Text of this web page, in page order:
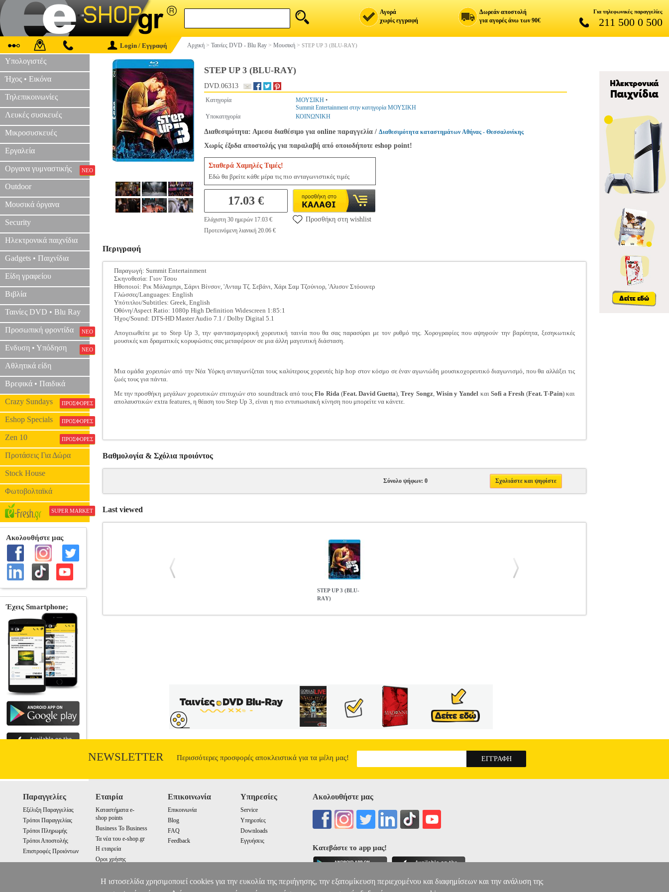
Αγορά
χωρίς εγγραφή
Δωρεάν αποστολή
για αγορές άνω των 90€
Για τηλεφωνικές παραγγελίες
211 500 0 500
Login / Εγγραφή Αρχική > Ταινίες DVD - Blu Ray > Μουσική > STEP UP 3 (BLU-RAΥ)
Υπολογιστές
Ήχος • Εικόνα
Τηλεπικοινωνίες
Λευκές συσκευές
Μικροσυσκευές
Εργαλεία
Οργανα γυμναστικής ΝΕΟ
Outdoor
Μουσικά όργανα
Security
Ηλεκτρονικά παιχνίδια
Gadgets • Παιχνίδια
Είδη γραφείου
Βιβλία
Ταινίες DVD • Blu Ray
Προσωπική φροντίδα ΝΕΟ
Ενδυση • Υπόδηση ΝΕΟ
Αθλητικά είδη
Βρεφικά • Παιδικά
Crazy Sundays ΠΡΟΣΦΟΡΕΣ
Eshop Specials ΠΡΟΣΦΟΡΕΣ
Zen 10 ΠΡΟΣΦΟΡΕΣ
Προτάσεις Για Δώρα
Stock House
Φωτοβολταϊκά
SUPER MARKET
STEP UP 3 (BLU-RAΥ)
DVD.06313
Κατηγορία ΜΟΥΣΙΚΗ •
Summit Entertainment στην κατηγορία ΜΟΥΣΙΚΗ
Υποκατηγορία
ΚΟΙΝΩΝΙΚΗ
Διαθεσιμότητα: Αμεσα διαθέσιμο για online παραγγελία / Διαθεσιμότητα καταστημάτων Αθήνας - Θεσσαλονίκης
Χωρίς έξοδα αποστολής για παραλαβή από οποιοδήποτε eshop point!
Σταθερά Χαμηλές Τιμές!
Εδώ θα βρείτε κάθε μέρα τις πιο ανταγωνιστικές τιμές
17.03 €
Ελάχιστη 30 ημερών 17.03 €
Προτεινόμενη λιανική 20.06 €
Προσθήκη στη wishlist
Περιγραφή
Παραγωγή: Summit Entertainment
Σκηνοθεσία: Γιον Τσου
Ηθοποιοί: Ρικ Μάλαμπρι, Σάρνι Βίνσον, 'Aνταμ Τζ. Σεβάνι, Χάρι Σαμ Τζούνιορ, 'Aλισον Στόουνερ
Γλώσσες/Languages: English
Υπότιτλοι/Subtitles: Greek, English
Οθόνη/Aspect Ratio: 1080p High Definition Widescreen 1:85:1
Ήχος/Sound: DTS-HD Master Audio 7.1 / Dolby Digital 5.1
Απογειωθείτε με το Step Up 3, την φαντασμαγορική χορευτική ταινία που θα σας παρασύρει με τον ρυθμό της. Χορογραφίες που αψηφούν την βαρύτητα, ξεσηκωτικές
μουσικές και δραματικές κορυφώσεις σας μεταφέρουν σε μια άλλη μαγευτική διάσταση.
Μια ομάδα χορευτών από την Νέα Υόρκη ανταγωνίζεται τους καλύτερους χορευτές hip hop στον κόσμο σε έναν αγωνιώδη μουσικοχορευτικό διαγωνισμό, που θα αλλάξει τις
ζωές τους για πάντα.
Με την προσθήκη μεγάλων χορευτικών επιτυχιών στο soundtrack από τουςFlo Rida(Feat. David Guetta),Trey Songz, Wisin y Yandel και Sofi a Fresh (Feat. T-Pain) και
απολαυστικών extra features, η θέαση του Step Up 3, είναι η πιο εντυπωσιακή κίνηση που μπορείτε να κάνετε.
Βαθμολογία & Σχόλια προιόντος
Σύνολο ψήφων: 0 Σχολιάστε και ψηφίστε
Last viewed
STEP UP 3 (BLU-
RAΥ)
εντυπωσιακή κίνηση που μπορείτε να κάνετε.
STEP UP 3 (BLU-RAΥ)
17.03
NEWSLETTER Περισσότερες προσφορές αποκλειστικά για τα μέλη μας!
Παραγγελίες
Εξέλιξη Παραγγελίας
Τρόποι Παραγγελίας
Τρόποι Πληρωμής
Τρόποι Αποστολής
Επιστροφές Προιόντων
Εταιρία
Καταστήματα e-
shop points
Business To Business
Τα νέα του e-shop.gr
Η εταιρεία
Οροι χρήσης
Επικοινωνία
Επικοινωνία
Blog
FAQ
Feedback
Υπηρεσίες
Service
Υπηρεσίες
Downloads
Εγγυήσεις
Ακολουθήστε μας
Κατεβάστε το app μας!
Η ιστοσελίδα χρησιμοποιεί cookies για την ευκολία της περιήγησης, την εξατομίκευση περιεχομένου και διαφημίσεων και την ανάλυση της